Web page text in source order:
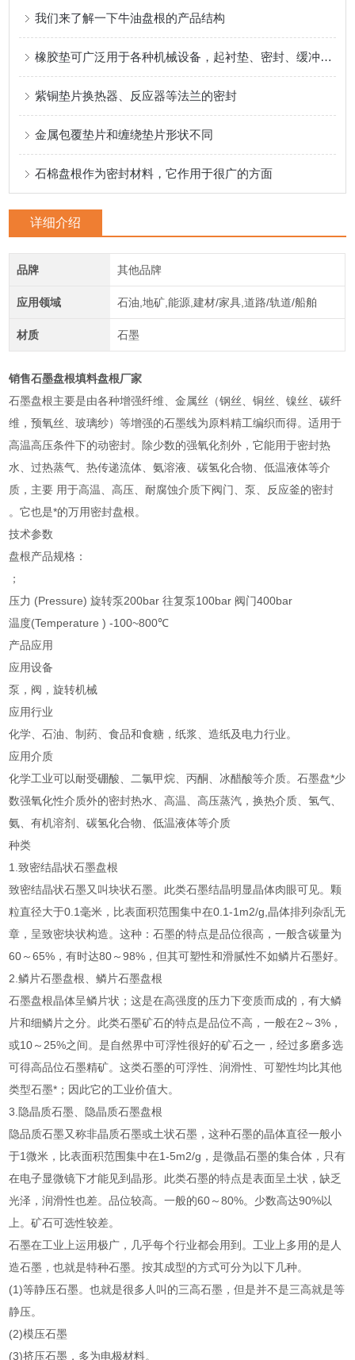
我们来了解一下牛油盘根的产品结构
橡胶垫可广泛用于各种机械设备，起衬垫、密封、缓冲等作用
紫铜垫片换热器、反应器等法兰的密封
金属包覆垫片和缠绕垫片形状不同
石棉盘根作为密封材料，它作用于很广的方面
详细介绍
品牌 其他品牌
应用领域 石油,地矿,能源,建材/家具,道路/轨道/船舶
材质 石墨
销售石墨盘根填料盘根厂家
石墨盘根主要是由各种增强纤维、金属丝（钢丝、铜丝、镍丝、碳纤
维，预氧丝、玻璃纱）等增强的石墨线为原料精工编织而得。适用于
高温高压条件下的动密封。除少数的强氧化剂外，它能用于密封热
水、过热蒸气、热传递流体、氨溶液、碳氢化合物、低温液体等介
质，主要 用于高温、高压、耐腐蚀介质下阀门、泵、反应釜的密封
。它也是*的万用密封盘根。
技术参数
盘根产品规格：
；
压力 (Pressure) 旋转泵200bar 往复泵100bar 阀门400bar
温度(Temperature ) -100~800℃
产品应用
应用设备
泵，阀，旋转机械
应用行业
化学、石油、制药、食品和食糖，纸浆、造纸及电力行业。
应用介质
化学工业可以耐受硼酸、二氯甲烷、丙酮、冰醋酸等介质。石墨盘*少
数强氧化性介质外的密封热水、高温、高压蒸汽，换热介质、氢气、
氨、有机溶剂、碳氢化合物、低温液体等介质
种类
1.致密结晶状石墨盘根
致密结晶状石墨又叫块状石墨。此类石墨结晶明显晶体肉眼可见。颗
粒直径大于0.1毫米，比表面积范围集中在0.1-1m2/g,晶体排列杂乱无
章，呈致密块状构造。这种：石墨的特点是品位很高，一般含碳量为
60～65%，有时达80～98%，但其可塑性和滑腻性不如鳞片石墨好。
2.鳞片石墨盘根、鳞片石墨盘根
石墨盘根晶体呈鳞片状；这是在高强度的压力下变质而成的，有大鳞
片和细鳞片之分。此类石墨矿石的特点是品位不高，一般在2～3%，
或10～25%之间。是自然界中可浮性很好的矿石之一，经过多磨多选
可得高品位石墨精矿。这类石墨的可浮性、润滑性、可塑性均比其他
类型石墨*；因此它的工业价值大。
3.隐晶质石墨、隐晶质石墨盘根
隐品质石墨又称非晶质石墨或土状石墨，这种石墨的晶体直径一般小
于1微米，比表面积范围集中在1-5m2/g，是微晶石墨的集合体，只有
在电子显微镜下才能见到晶形。此类石墨的特点是表面呈土状，缺乏
光泽，润滑性也差。品位较高。一般的60～80%。少数高达90%以
上。矿石可选性较差。
石墨在工业上运用极广，几乎每个行业都会用到。工业上多用的是人
造石墨，也就是特种石墨。按其成型的方式可分为以下几种。
(1)等静压石墨。也就是很多人叫的三高石墨，但是并不是三高就是等
静压。
(2)模压石墨
(3)挤压石墨，多为电极材料。